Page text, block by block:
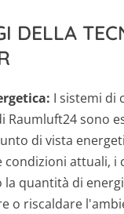
DELLA
I sistemi di
Raumluft24 sono
di vista
condizioni attuali, i
la quantità di
o riscaldare